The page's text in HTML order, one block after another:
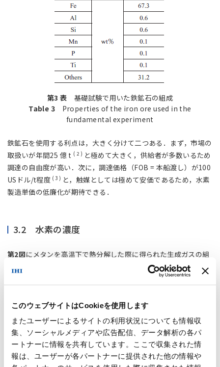
このウェブサイトはCookieを使用します
またユーザーによるサイトの利用状況についても情報収
集、ソーシャルメディアや広告配信、データ解析の各パ
ートナーに情報を共有しています。ここで収集された情
報は、ユーザーが各パートナーに提供された他の情報や
第3 表 基礎試験で用いた鉄鉱石の組成
Table 3 Properties of the iron ore used in the
fundamental experiment
鉄鉱石を使用する利点は，大きく分けて二つある．まず，市場の
取扱いが年間25 億 t ( 2 ) と極めて大きく，供給者が多数いるため
調達の自由度が高い．次に，調達価格（FOB = 本船渡し）が100
USドル/t程度 ( 3 ) と，触媒としては極めて安価であるため，水素
製造単価の低廉化が期待できる．
3.2 水素の濃度
第2図にメタンを高温下で熱分解した際に得られた生成ガスの組
成の時間変化を示す．この図は，基礎試験においてある量の触媒
を電気炉に充填し，その触媒が活性化してから失活するまでの結
vol％近傍まで達する．そして一定時間を経過したところで低下
する．試験の初期は，鉄鉱石の主成分であるヘマタイトがメタン
によって還元されるため，この期間に生成されるガスには一酸化
炭素 ( CO ) やCO₂が含まれる．鉄鉱石の還元反応が終了すると生
成ガスは主に水素と未反応のメタンで構成される．H2，CO，
CO₂のグラフ上の面積を比較すると，H に対してCO，CO₂の生成